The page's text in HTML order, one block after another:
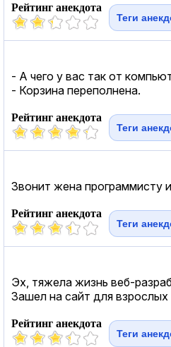
Рейтинг анекдота
Теги
- А чего у вас так от
- Корзина переполнена.
Рейтинг анекдота
Теги
Звонит жена программисту
Рейтинг анекдота
Теги
Эх, тяжела жизнь веб-
Зашел на сайт для взрослых
Рейтинг анекдота
Теги